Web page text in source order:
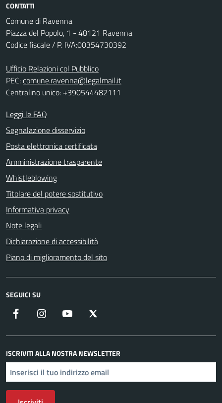
CONTATTI
Comune di Ravenna
Piazza del Popolo, 1 - 48121 Ravenna
Codice fiscale / P. IVA:00354730392
Ufficio Relazioni col Pubblico
PEC:comune.ravenna@legalmail.it
Centralino unico: +390544482111
Leggi le FAQ
Segnalazione disservizio
Posta elettronica certificata
Amministrazione trasparente
Whistleblowing
Titolare del potere sostitutivo
Informativa privacy
Note legali
Dichiarazione di accessibilità
Piano di miglioramento del sito
SEGUICI SU
Facebook Instagram YouTube
ISCRIVITI ALLA NOSTRA NEWSLETTER